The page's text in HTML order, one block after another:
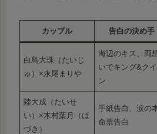
カップル 告白の決め手
白鳥大珠（たいじ
ゅ）×永尾まりや
海辺のキス、両
いでキング&ク
ン
陸大成（たいせ
い）×木村葉月（は
づき）
手紙告白、涙の
命票告白